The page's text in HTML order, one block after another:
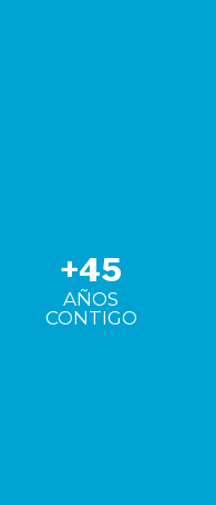
+45
AÑOS
CONTIGO